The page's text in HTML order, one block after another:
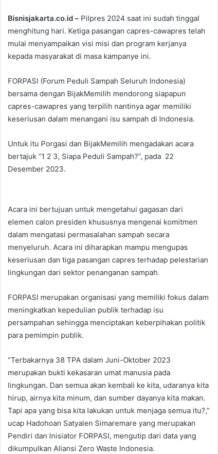
Bisnisjakarta.co.id – Pilpres 2024 saat ini sudah tinggal
menghitung hari. Ketiga pasangan capres-cawapres telah
mulai menyampaikan visi misi dan program kerjanya
kepada masyarakat di masa kampanye ini.
FORPASI (Forum Peduli Sampah Seluruh Indonesia)
bersama dengan BijakMemilih mendorong siapapun
capres-cawapres yang terpilih nantinya agar memiliki
keseriusan dalam menangani isu sampah di Indonesia.
Untuk itu Porgasi dan BijakMemilih mengadakan acara
bertajuk “1 2 3, Siapa Peduli Sampah?”, pada 22
Desember 2023.
Acara ini bertujuan untuk mengetahui gagasan dari
elemen calon presiden khususnya mengenai komitmen
dalam mengatasi permasalahan sampah secara
menyeluruh. Acara ini diharapkan mampu mengupas
keseriusan dan tiga pasangan capres terhadap pelestarian
lingkungan dari sektor penanganan sampah.
FORPASI merupakan organisasi yang memiliki fokus dalam
meningkatkan kepedulian publik terhadap isu
persampahan sehingga menciptakan keberpihakan politik
para pemimpin publik.
“Terbakarnya 38 TPA dalam Juni-Oktober 2023
merupakan bukti kekasaran umat manusia pada
lingkungan. Dan semua akan kembali ke kita, udaranya kita
hirup, airnya kita minum, dan sumber dayanya kita makan.
Tapi apa yang bisa kita lakukan untuk menjaga semua itu?,”
ucap Hadohoan Satyalen Simaremare yang merupakan
Pendiri dan Inisiator FORPASI, mengutip dari data yang
dikumpulkan Aliansi Zero Waste Indonesia.